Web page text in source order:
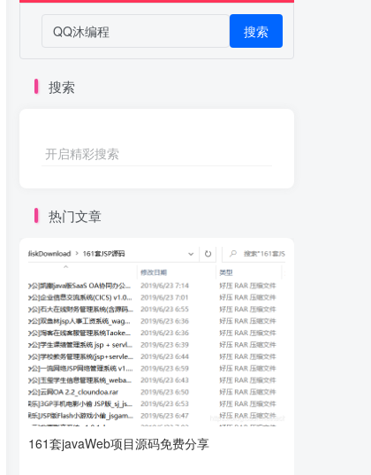
搜索
搜索
开启精彩搜索
热门文章
161套javaWeb项目源码免费分享